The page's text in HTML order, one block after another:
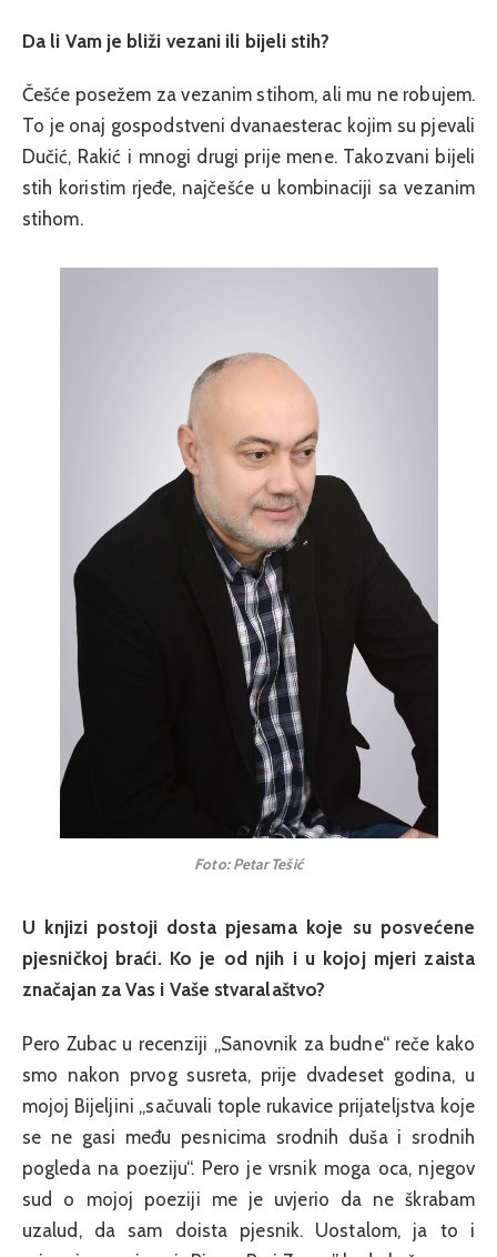
Da li Vam je bliži vezani ili bijeli stih?
Češće posežem za vezanim stihom, ali mu ne robujem.
To je onaj gospodstveni dvanaesterac kojim su pjevali
Dučić, Rakić i mnogi drugi prije mene. Takozvani bijeli
stih koristim rjeđe, najčešće u kombinaciji sa vezanim
stihom.
Foto: Petar Tešić
U knjizi postoji dosta pjesama koje su posvećene
pjesničkoj braći. Ko je od njih i u kojoj mjeri zaista
značajan za Vas i Vaše stvaralaštvo?
Pero Zubac u recenziji „Sanovnik za budne“ reče kako
smo nakon prvog susreta, prije dvadeset godina, u
mojoj Bijeljini „sačuvali tople rukavice prijateljstva koje
se ne gasi među pesnicima srodnih duša i srodnih
pogleda na poeziju“. Pero je vrsnik moga oca, njegov
sud o mojoj poeziji me je uvjerio da ne škrabam
uzalud, da sam doista pjesnik. Uostalom, ja to i